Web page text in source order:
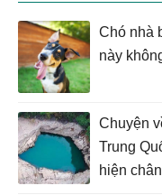
Chó nhà
này
Chuyện
Trung
hiện